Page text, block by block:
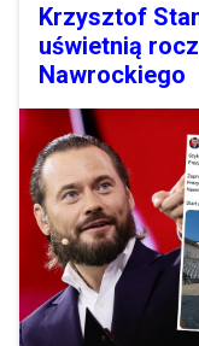
Krzysztof
uświetnią
Nawrockiego